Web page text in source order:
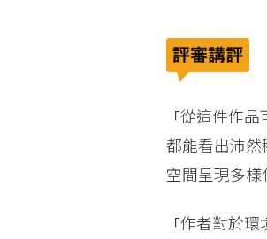
「從這件作品
都能看出沛然
空間呈現多樣
「作者對於環